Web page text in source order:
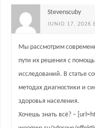
Stevenscuby
JUNIO 17, 2026
Мы рассмотрим
пути их решения с
исследований. В статье
методах диагностики и
здоровья населения.
Хочешь знать всё? –